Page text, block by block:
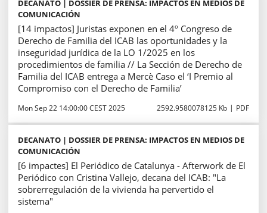
DECANATO | DOSSIER DE PRENSA: IMPACTOS EN MEDIOS DE
COMUNICACIÓN
[14 impactos] Juristas exponen en el 4º Congreso de
Derecho de Familia del ICAB las oportunidades y la
inseguridad jurídica de la LO 1/2025 en los
procedimientos de familia // La Sección de Derecho de
Familia del ICAB entrega a Mercè Caso el ‘I Premio al
Compromiso con el Derecho de Familia’
Mon Sep 22 14:00:00 CEST 2025 2592.9580078125 Kb PDF
DECANATO | DOSSIER DE PRENSA: IMPACTOS EN MEDIOS DE
COMUNICACIÓN
[6 impactes] El Periódico de Catalunya - Afterwork de El
Periódico con Cristina Vallejo, decana del ICAB: "La
sobrerregulación de la vivienda ha pervertido el
sistema"